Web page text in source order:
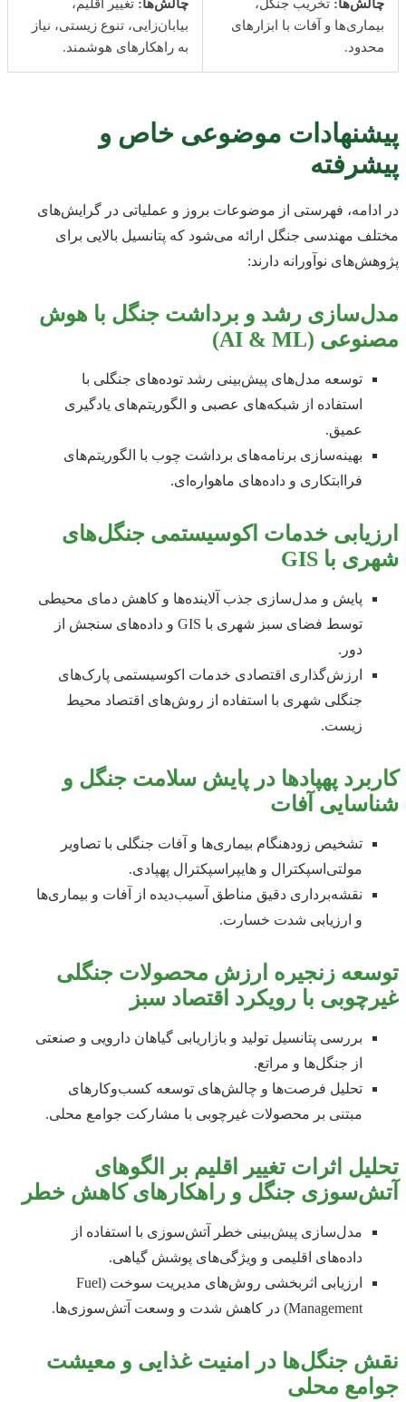
چالش‌ها: تخریب جنگل،
بیماری‌ها و آفات با ابزارهای
محدود.
چالش‌ها: تغییر اقلیم،
بیابان‌زایی، تنوع زیستی، نیاز
به راهکارهای هوشمند.
پیشنهادات موضوعی خاص و
پیشرفته
در ادامه، فهرستی از موضوعات بروز و عملیاتی در گرایش‌های
مختلف مهندسی جنگل ارائه می‌شود که پتانسیل بالایی برای
پژوهش‌های نوآورانه دارند:
مدل‌سازی رشد و برداشت جنگل با هوش
مصنوعی (AI & ML)
توسعه مدل‌های پیش‌بینی رشد توده‌های جنگلی با
استفاده از شبکه‌های عصبی و الگوریتم‌های یادگیری
عمیق.
بهینه‌سازی برنامه‌های برداشت چوب با الگوریتم‌های
فراابتکاری و داده‌های ماهواره‌ای.
ارزیابی خدمات اکوسیستمی جنگل‌های
شهری با GIS
پایش و مدل‌سازی جذب آلاینده‌ها و کاهش دمای محیطی
توسط فضای سبز شهری با GIS و داده‌های سنجش از
دور.
ارزش‌گذاری اقتصادی خدمات اکوسیستمی پارک‌های
جنگلی شهری با استفاده از روش‌های اقتصاد محیط
زیست.
کاربرد پهپادها در پایش سلامت جنگل و
شناسایی آفات
تشخیص زودهنگام بیماری‌ها و آفات جنگلی با تصاویر
مولتی‌اسپکترال و هایپراسپکترال پهپادی.
نقشه‌برداری دقیق مناطق آسیب‌دیده از آفات و بیماری‌ها
و ارزیابی شدت خسارت.
توسعه زنجیره ارزش محصولات جنگلی
غیرچوبی با رویکرد اقتصاد سبز
بررسی پتانسیل تولید و بازاریابی گیاهان دارویی و صنعتی
از جنگل‌ها و مراتع.
تحلیل فرصت‌ها و چالش‌های توسعه کسب‌وکارهای
مبتنی بر محصولات غیرچوبی با مشارکت جوامع محلی.
تحلیل اثرات تغییر اقلیم بر الگوهای
آتش‌سوزی جنگل و راهکارهای کاهش خطر
مدل‌سازی پیش‌بینی خطر آتش‌سوزی با استفاده از
داده‌های اقلیمی و ویژگی‌های پوشش گیاهی.
ارزیابی اثربخشی روش‌های مدیریت سوخت (Fuel
Management) در کاهش شدت و وسعت آتش‌سوزی‌ها.
نقش جنگل‌ها در امنیت غذایی و معیشت
جوامع محلی